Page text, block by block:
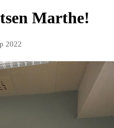
Marthe!
2022